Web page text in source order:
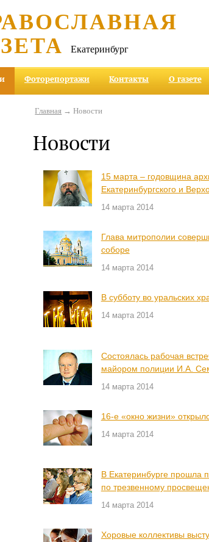
Екатеринбург
Фоторепортажи Контакты О газете
Главная → Новости
Новости
15 марта – годовщина
Екатеринбургского и
14 марта 2014
Глава митрополии
соборе
14 марта 2014
В субботу во уральских
14 марта 2014
Состоялась рабочая
майором полиции И.А.
14 марта 2014
16-е «окно жизни»
14 марта 2014
В Екатеринбурге прошла
по трезвенному
14 марта 2014
Хоровые коллективы